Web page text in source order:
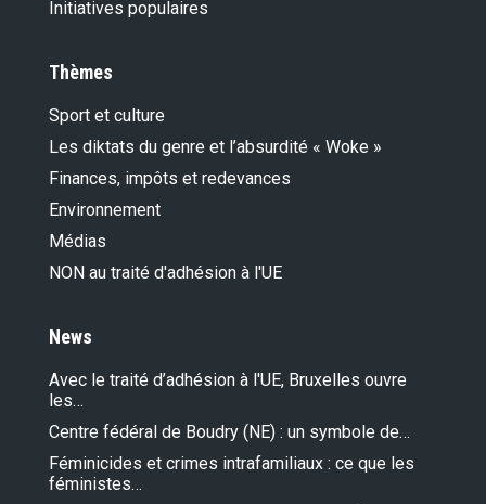
Initiatives populaires
Thèmes
Sport et culture
Les diktats du genre et l’absurdité « Woke »
Finances, impôts et redevances
Environnement
Médias
NON au traité d'adhésion à l'UE
News
Avec le traité d’adhésion à l'UE, Bruxelles ouvre
les…
Centre fédéral de Boudry (NE) : un symbole de…
Féminicides et crimes intrafamiliaux : ce que les
féministes…